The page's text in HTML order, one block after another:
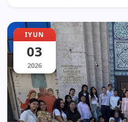
IYUN
03
2026